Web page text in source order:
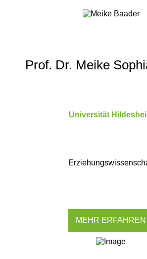
Prof. Dr. Meike
Universität
MEHR ERFAHREN